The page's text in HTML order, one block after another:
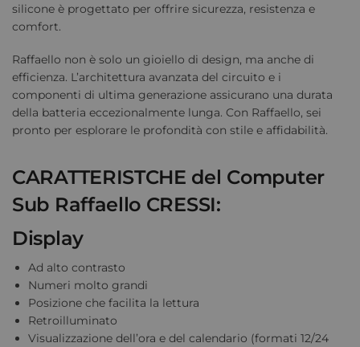
silicone è progettato per offrire sicurezza, resistenza e
comfort.
Raffaello non è solo un gioiello di design, ma anche di
efficienza. L’architettura avanzata del circuito e i
componenti di ultima generazione assicurano una durata
della batteria eccezionalmente lunga. Con Raffaello, sei
pronto per esplorare le profondità con stile e affidabilità.
CARATTERISTCHE del Computer
Sub Raffaello CRESSI:
Display
Ad alto contrasto
Numeri molto grandi
Posizione che facilita la lettura
Retroilluminato
Visualizzazione dell’ora e del calendario (formati 12/24